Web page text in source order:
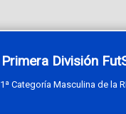
Primera División
1ª Categoría Masculina de la